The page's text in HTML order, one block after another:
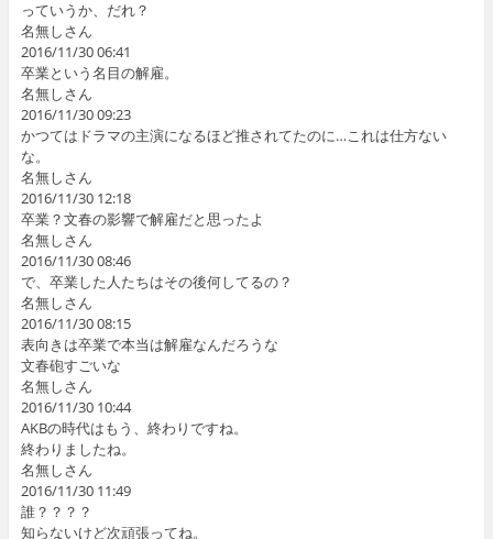
っていうか、だれ？
名無しさん
2016/11/30 06:41
卒業という名目の解雇。
名無しさん
2016/11/30 09:23
かつてはドラマの主演になるほど推されてたのに…これは仕方ない
な。
名無しさん
2016/11/30 12:18
卒業？文春の影響で解雇だと思ったよ
名無しさん
2016/11/30 08:46
で、卒業した人たちはその後何してるの？
名無しさん
2016/11/30 08:15
表向きは卒業で本当は解雇なんだろうな
文春砲すごいな
名無しさん
2016/11/30 10:44
AKBの時代はもう、終わりですね。
終わりましたね。
名無しさん
2016/11/30 11:49
誰？？？？
知らないけど次頑張ってね。